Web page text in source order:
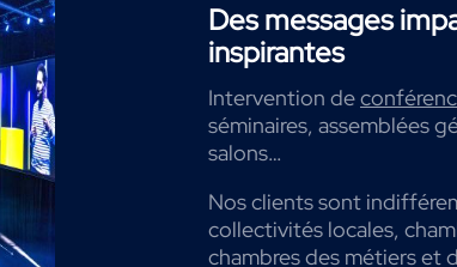
Des messages
inspirantes
Intervention de
séminaires, assemblées
salons…
Nos clients sont
collectivités locales,
chambres des métiers et